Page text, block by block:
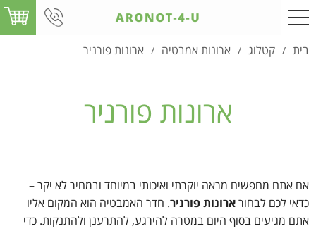
בית / קטלוג / ארונות אמבטיה / ארונות פורניר
ארונות פורניר
אם אתם מחפשים מראה יוקרתי ואיכותי במיוחד ובמחיר לא יקר –
כדאי לכם לבחור ארונות פורניר. חדר האמבטיה הוא המקום אליו
אתם מגיעים בסוף היום במטרה להירגע, להתרענן ולהתנקות. כדי